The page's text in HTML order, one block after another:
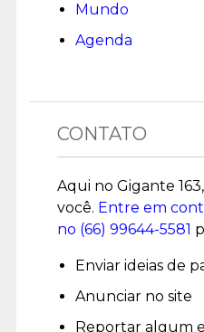
Mundo
Agenda
CONTATO
Aqui no Gigante
você. Entre em
no (66) 99644-5581
Enviar ideias de
Anunciar no site
Reportar algum